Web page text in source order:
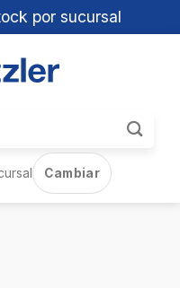
por sucursal
Cambiar